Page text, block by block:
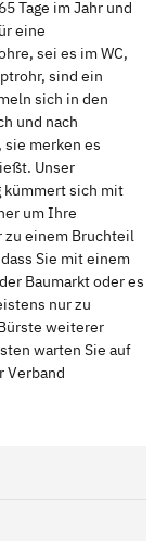
Tage im Jahr und
eine
sei es im WC,
sind ein
sich in den
und nach
merken es
Unser
kümmert sich mit
um Ihre
zu einem Bruchteil
Sie mit einem
Baumarkt oder es
nur zu
weiterer
warten Sie auf
Verband